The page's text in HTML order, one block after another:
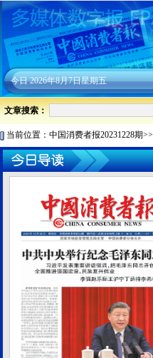
今日2026年8月7日星期五
文章搜索：
当前位置： 中国消费者报20231228期>>